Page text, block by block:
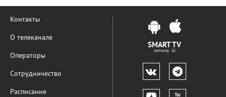
Контакты
О телеканале
Операторы
Сотрудничество
Расписание
SMART TV
samsung LG